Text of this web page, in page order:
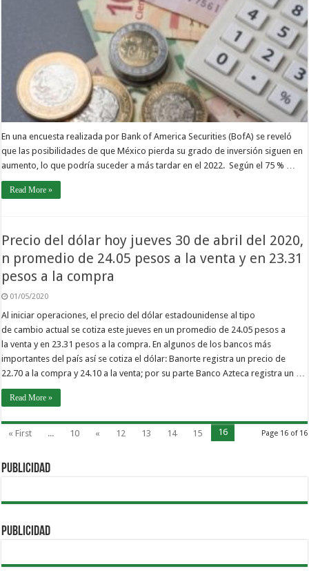
En una encuesta realizada por Bank of America Securities (BofA) se reveló
que las posibilidades de que México pierda su grado de inversión siguen en
aumento, lo que podría suceder a más tardar en el 2022. Según el 75 % …
Read More »
Precio del dólar hoy jueves 30 de abril del 2020,
n promedio de 24.05 pesos a la venta y en 23.31
pesos a la compra
01/05/2020
Al iniciar operaciones, el precio del dólar estadounidense al tipo
de cambio actual se cotiza este jueves en un promedio de 24.05 pesos a
la venta y en 23.31 pesos a la compra. En algunos de los bancos más
importantes del país así se cotiza el dólar: Banorte registra un precio de
22.70 a la compra y 24.10 a la venta; por su parte Banco Azteca registra un …
Read More »
Page 16 of 16
« First ... 10 « 12 13 14 15 16
PUBLICIDAD
PUBLICIDAD